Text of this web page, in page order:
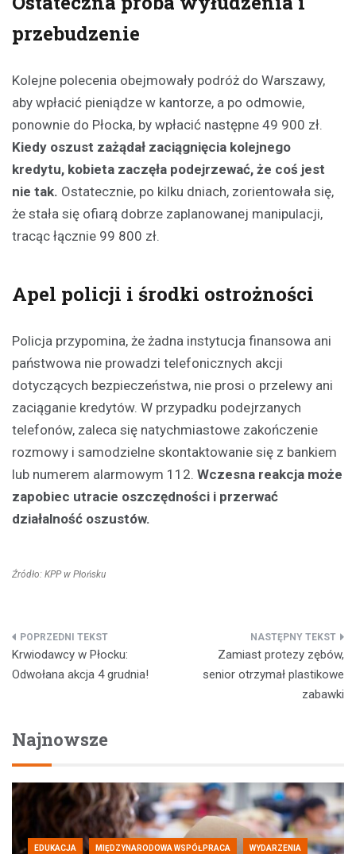
przebudzenie
Kolejne polecenia obejmowały podróż do Warszawy,
aby wpłacić pieniądze w kantorze, a po odmowie,
ponownie do Płocka, by wpłacić następne 49 900 zł.
Kiedy oszust zażądał zaciągnięcia kolejnego
kredytu, kobieta zaczęła podejrzewać, że coś jest
nie tak. Ostatecznie, po kilku dniach, zorientowała się,
że stała się ofiarą dobrze zaplanowanej manipulacji,
tracąc łącznie 99 800 zł.
Apel policji i środki ostrożności
Policja przypomina, że żadna instytucja finansowa ani
państwowa nie prowadzi telefonicznych akcji
dotyczących bezpieczeństwa, nie prosi o przelewy ani
zaciąganie kredytów. W przypadku podejrzanych
telefonów, zaleca się natychmiastowe zakończenie
rozmowy i samodzielne skontaktowanie się z bankiem
lub numerem alarmowym 112. Wczesna reakcja może
zapobiec utracie oszczędności i przerwać
działalność oszustów.
Źródło: KPP w Płońsku
Nawigacja
wpisu
Krwiodawcy w Płocku:
Odwołana akcja 4 grudnia!
Zamiast protezy zębów,
senior otrzymał plastikowe
zabawki
Najnowsze
EDUKACJA MIĘDZYNARODOWA WSPÓŁPRACA WYDARZENIA